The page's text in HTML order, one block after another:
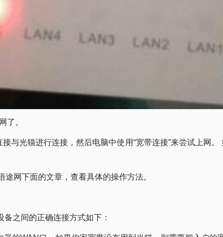
了。
与光猫进行连接，然后电脑中使用“宽带连接”来尝试上网
网下面的文章，查看具体的操作方法。
之间的正确连接方式如下：